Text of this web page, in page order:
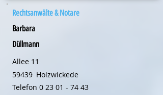
Rechtsanwälte & Notare
Barbara
Düllmann
Allee 11
59439 Holzwickede
Telefon 0 23 01 - 74 43